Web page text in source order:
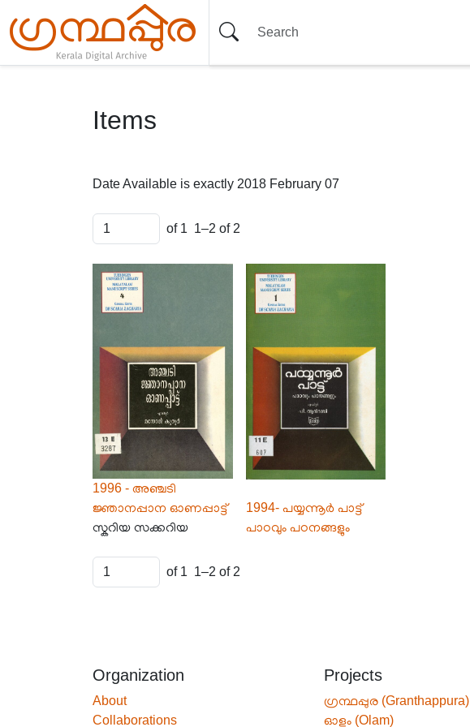
Items
Date Available is exactly 2018 February 07
of 1 1–2 of 2
1996 - അഞ്ചടി
ജ്ഞാനപ്പാന ഓണപ്പാട്ട്
സ്കറിയ സക്കറിയ
1994- പയ്യന്നൂർ പാട്ട്
പാഠവും പഠനങ്ങളും
of 1 1–2 of 2
Organization
About
Collaborations
Projects
ഗ്രന്ഥപ്പുര (Granthappura)
ഓളം (Olam)